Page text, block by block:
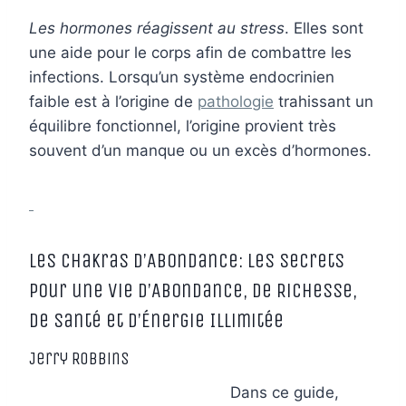
Les hormones réagissent au stress. Elles sont
une aide pour le corps afin de combattre les
infections. Lorsqu’un système endocrinien
faible est à l’origine de pathologie trahissant un
équilibre fonctionnel, l’origine provient très
souvent d’un manque ou un excès d’hormones.
Les Chakras d’Abondance: Les Secrets
pour une vie d’Abondance, de Richesse,
de Santé et d’Énergie Illimitée
Jerry Robbins
Dans ce guide,